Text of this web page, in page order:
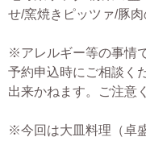
せ/窯焼きピッツァ/豚
※アレルギー等の事情
予約申込時にご相談く
出来かねます。ご注意
※今回は大皿料理（卓